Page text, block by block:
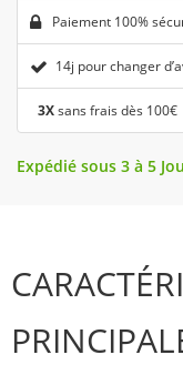
Paiement 100%
14j pour changer
3Xsans frais dès 100€
Expédié sous 3 à 5